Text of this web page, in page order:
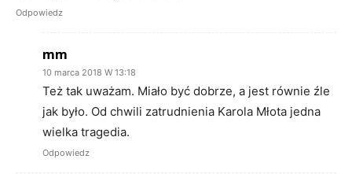
Odpowiedz
mm
10 marca 2018 W 13:18
Też tak uważam. Miało być dobrze, a jest równie źle
jak było. Od chwili zatrudnienia Karola Młota jedna
wielka tragedia.
Odpowiedz